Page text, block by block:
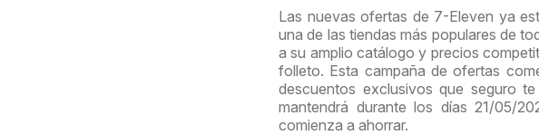
Las nuevas ofertas de 7-Eleven ya
una de las tiendas más populares de
a su amplio catálogo y precios
folleto. Esta campaña de ofertas
descuentos exclusivos que seguro
mantendrá durante los días 21/05/
comienza a ahorrar.